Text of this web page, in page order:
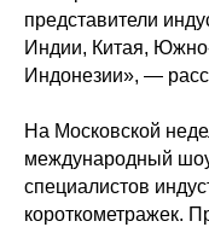
представители
Индии, Китая,
Индонезии», —
На Московской
международный
специалистов
короткометражек.